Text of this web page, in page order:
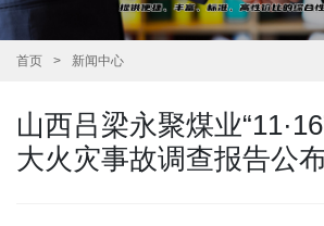
首页 新闻中心
山西吕梁永聚煤业
大火灾事故调查报告公布